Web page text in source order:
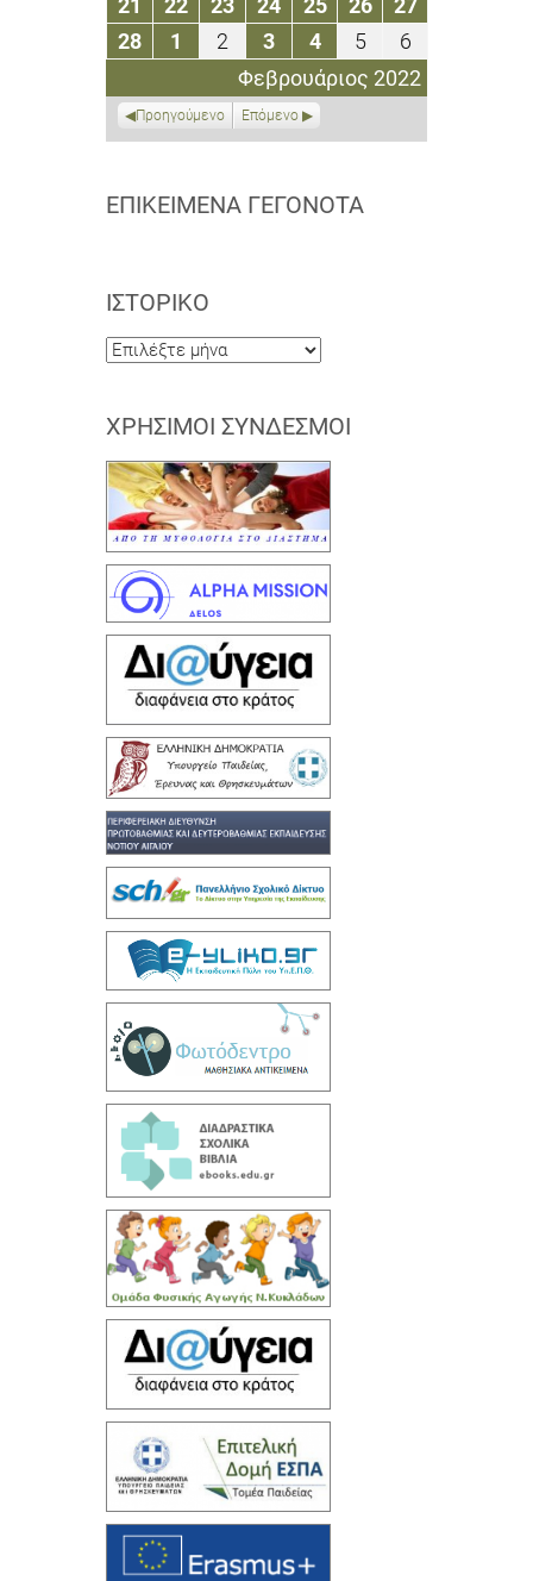
Φεβρουάριος 2022
2022202220222022202220222022
21
Φεβρουαρίου
2022
22
Φεβρουαρίου
2022
23
Φεβρουαρίου
2022
24
Φεβρουαρίου
2022
25
Φεβρουαρίου
2022
26
Φεβρουαρίου
2022
27
2022
2828
Φεβρουαρίου
1
Μαρτίου
2
Μαρτίου
2022
33
Μαρτίου
2022
44
Μαρτίου
2022
55
Μαρτίου
2022
66
Μαρτίου
2022
Προηγούμενο Επόμενο
ΕΠΙΚΕΊΜΕΝΑ ΓΕΓΟΝΌΤΑ
ΙΣΤΟΡΙΚΌ
Ιστορικό
ΧΡΉΣΙΜΟΙ ΣΎΝΔΕΣΜΟΙ